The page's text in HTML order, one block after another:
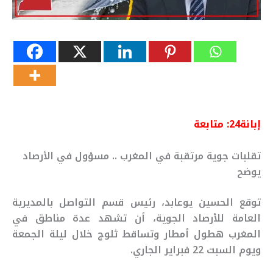
إبانة24: متابعة
تقلبات جوية مرتقبة في المغرب .. مسؤول في الأرصاد
يوضح
توقع الحسين يوعابد، رئيس قسم التواصل بالمديرية
العامة للأرصاد الجوية، أن تشهد عدة مناطق في
المغرب هطول أمطار وتساقط ثلوج خلال ليلة الجمعة
ويوم السبت 22 فبراير الجاري.